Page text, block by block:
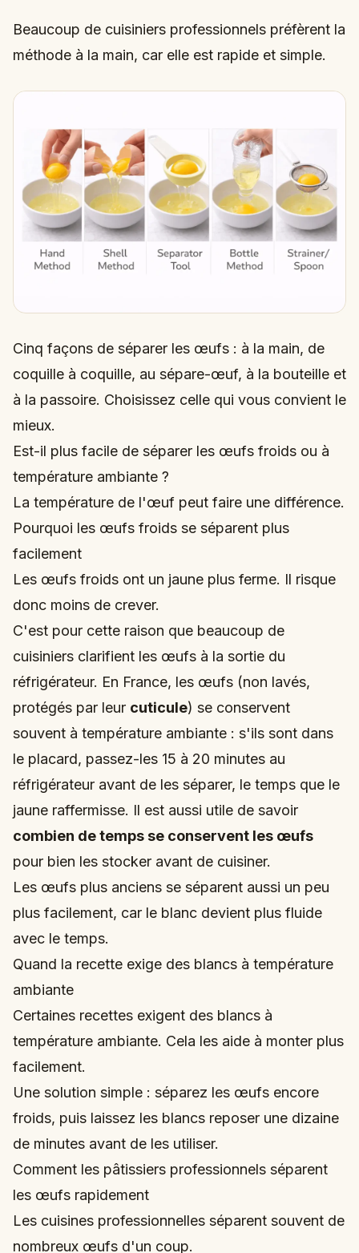
Beaucoup de cuisiniers professionnels préfèrent la
méthode à la main, car elle est rapide et simple.
Cinq façons de séparer les œufs : à la main, de
coquille à coquille, au sépare-œuf, à la bouteille et
à la passoire. Choisissez celle qui vous convient le
mieux.
Est-il plus facile de séparer les œufs froids ou à
température ambiante ?
La température de l'œuf peut faire une différence.
Pourquoi les œufs froids se séparent plus
facilement
Les œufs froids ont un jaune plus ferme. Il risque
donc moins de crever.
C'est pour cette raison que beaucoup de
cuisiniers clarifient les œufs à la sortie du
réfrigérateur. En France, les œufs (non lavés,
protégés par leur cuticule) se conservent
souvent à température ambiante : s'ils sont dans
le placard, passez-les 15 à 20 minutes au
réfrigérateur avant de les séparer, le temps que le
jaune raffermisse. Il est aussi utile de savoir
combien de temps se conservent les œufs
pour bien les stocker avant de cuisiner.
Les œufs plus anciens se séparent aussi un peu
plus facilement, car le blanc devient plus fluide
avec le temps.
Quand la recette exige des blancs à température
ambiante
Certaines recettes exigent des blancs à
température ambiante. Cela les aide à monter plus
facilement.
Une solution simple : séparez les œufs encore
froids, puis laissez les blancs reposer une dizaine
de minutes avant de les utiliser.
Comment les pâtissiers professionnels séparent
les œufs rapidement
Les cuisines professionnelles séparent souvent de
nombreux œufs d'un coup.